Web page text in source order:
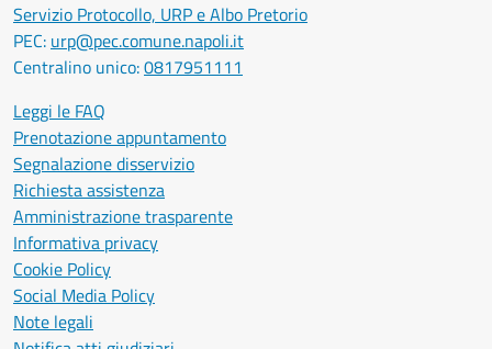
Servizio Protocollo, URP e Albo Pretorio
PEC: urp@pec.comune.napoli.it
Centralino unico:0817951111
Leggi le FAQ
Prenotazione appuntamento
Segnalazione disservizio
Richiesta assistenza
Amministrazione trasparente
Informativa privacy
Cookie Policy
Social Media Policy
Note legali